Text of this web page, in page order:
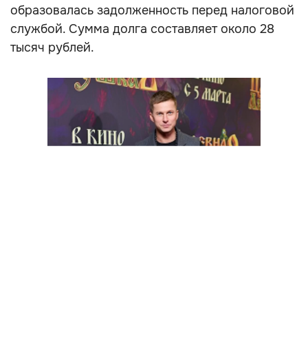
образовалась задолженность перед налоговой
службой. Сумма долга составляет около 28
тысяч рублей.